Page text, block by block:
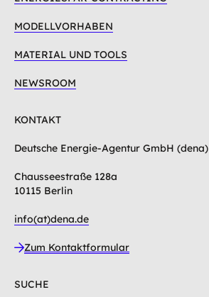
MODELLVORHABEN
MATERIAL UND TOOLS
NEWSROOM
KONTAKT
Deutsche Energie-Agentur GmbH (dena)
Chausseestraße 128a
10115 Berlin
info(at)dena.de
Zum Kontaktformular
SUCHE